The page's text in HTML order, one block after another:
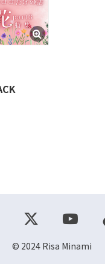
お問い合わせ
© 2024 Risa Minami